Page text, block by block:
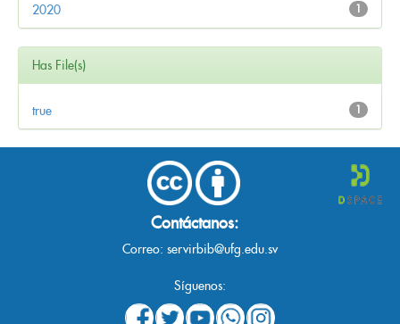
1
2020
Has File(s)
1
true
Contáctanos:
Correo: servirbib@ufg.edu.sv
Síguenos: